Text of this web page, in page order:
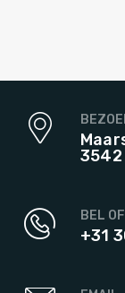
BEL
+31